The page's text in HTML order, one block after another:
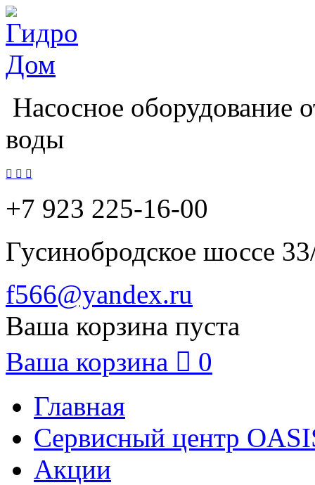
Насосное оборудование
воды
  
+7 923 225-16-00
Гусинобродское шоссе
f566@yandex.ru
Ваша корзина пуста
Ваша корзина  0
Главная
Сервисный центр
Акции